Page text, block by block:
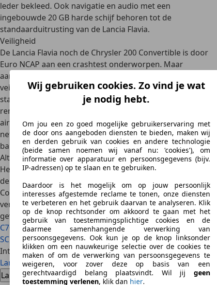
leder bekleed. Ook navigatie en audio met een
ingebouwde 20 GB harde schijf behoren tot de
standaarduitrusting van de Lancia Flavia.
Veiligheid
De Lancia Flavia noch de Chrysler 200 Convertible is door
Euro NCAP aan een crashtest onderworpen. Maar
aangezien het model nog niet zo oud is, zijn er wel
veiligheidssystemenaan boord. Natuurlijk isABS
standaard, maar ook
remkrachtverdeling en
remassistentie, tractiecontrole en stabiliteitsregeling
airbagsvoor bestuurder en voorpassagier zijn standaard,
net als zijairbags voorin en – over lucht gesproken – een
bandenspanningscontrolesysteem.
Alternatieven
Het eerste alternatief voor de Lancia Flavia waaraan je zou
denken, is natuurlijk het origineel, de Chrysler 200
Convertible, maar die is in Europa niet als zodanig
verkocht. Aangezien Lancia altijd een premium merk is
geweest, kun je denken aan deAudi A5Cabriolet, deVolvo
C70
, de Infiniti G37 cabriolet en in mindere mate de
Lexus
SC , omdat dat een ouder model is.
Interesse in een Lancia Flavia
Lancia Flavia tweedehands autoLancia Flavia nieuwe auto
Lancia Flavia dealeraanbiedingen
Wij gebruiken cookies. Zo vind je wat
je nodig hebt.
Om jou een zo goed mogelijke gebruikerservaring met
de door ons aangeboden diensten te bieden, maken wij
en derden gebruik van cookies en andere technologie
(beide samen noemen wij vanaf nu: 'cookies'), om
informatie over apparatuur en persoonsgegevens (bijv.
IP-adressen) op te slaan en te gebruiken.
Daardoor is het mogelijk om op jouw persoonlijk
interesses afgestemde reclame te tonen, onze diensten
te verbeteren en het gebruik daarvan te analyseren. Klik
op de knop rechtsonder om akkoord te gaan met het
gebruik van toestemmingsplichtige cookies en de
daarmee samenhangende verwerking van
persoonsgegevens. Ook kun je op de knop linksonder
klikken om een nauwkeurige selectie over de cookies te
maken of om de verwerking van persoonsgegevens te
weigeren, voor zover deze op basis van een
gerechtvaardigd belang plaatsvindt. Wil jij geen
toestemming verlenen, klik dan hier.